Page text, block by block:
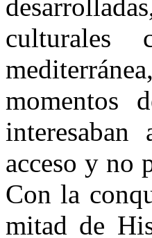
culturales
momentos
acceso y no
Con la
mitad de